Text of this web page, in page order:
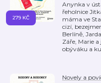
Anynka v
řeholnice
máma ve
cizí,
Berlíně,
Záře, Marie
obýváku a
279 KČ
Novely a